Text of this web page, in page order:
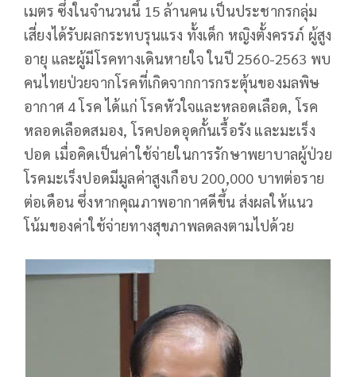
เมตร ซึ่งในจำนวนนี้ 15 ล้านคน เป็นประชากรกลุ่ม
เสี่ยงได้รับผลกระทบรุนแรง ทั้งเด็ก หญิงตั้งครรภ์ ผู้สูง
อายุ และผู้มีโรคทางเดินหายใจ ในปี 2560-2563 พบ
คนไทยป่วยจากโรคที่เกิดจากการกระตุ้นของมลพิษ
อากาศ 4 โรค ได้แก่ โรคหัวใจและหลอดเลือด, โรค
หลอดเลือดสมอง, โรคปอดอุดกั้นเรื้อรัง และมะเร็ง
ปอด เมื่อคิดเป็นค่าใช้จ่ายในการรักษาพยาบาลผู้ป่วย
โรคมะเร็งปอดมีมูลค่าสูงเกือบ 200,000 บาทต่อราย
ต่อเดือน ซึ่งหากคุณภาพอากาศดีขึ้น ส่งผลให้แนว
โน้มของค่าใช้จ่ายทางสุขภาพลดลงตามไปด้วย